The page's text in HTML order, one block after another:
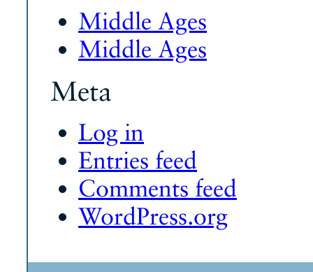
Middle Ages
Middle Ages
Meta
Log in
Entries feed
Comments feed
WordPress.org